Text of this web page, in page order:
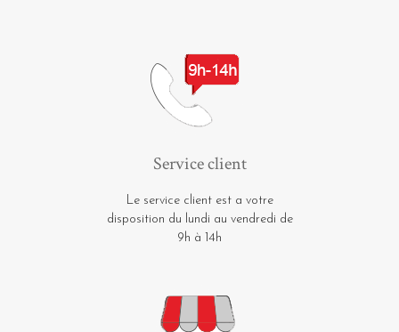
Service client
Le service client est a votre
disposition du lundi au vendredi de
9h à 14h